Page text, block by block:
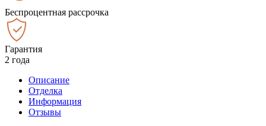
Беспроцентная рассрочка
Гарантия
2 года
Описание
Отделка
Информация
Отзывы